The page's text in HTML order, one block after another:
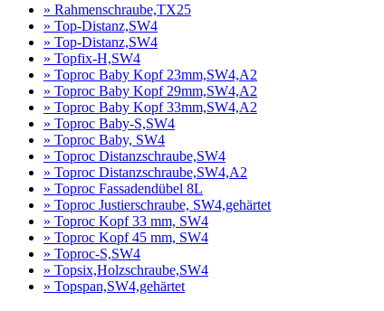
» Rahmenschraube,TX25
» Top-Distanz,SW4
» Top-Distanz,SW4
» Topfix-H,SW4
» Toproc Baby Kopf 23mm,SW4,A2
» Toproc Baby Kopf 29mm,SW4,A2
» Toproc Baby Kopf 33mm,SW4,A2
» Toproc Baby-S,SW4
» Toproc Baby, SW4
» Toproc Distanzschraube,SW4
» Toproc Distanzschraube,SW4,A2
» Toproc Fassadendübel 8L
» Toproc Justierschraube, SW4,gehärtet
» Toproc Kopf 33 mm, SW4
» Toproc Kopf 45 mm, SW4
» Toproc-S,SW4
» Topsix,Holzschraube,SW4
» Topspan,SW4,gehärtet